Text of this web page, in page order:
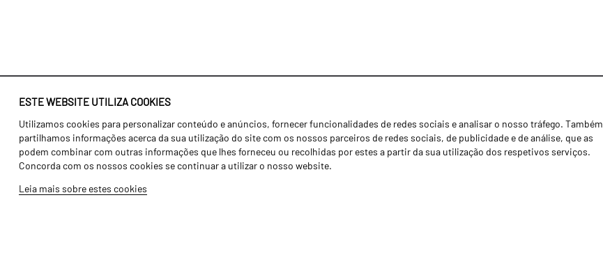
ESTE WEBSITE UTILIZA COOKIES
Utilizamos cookies para personalizar conteúdo e anúncios, fornecer funcionalidades de redes sociais e analisar o nosso tráfego. Também
partilhamos informações acerca da sua utilização do site com os nossos parceiros de redes sociais, de publicidade e de análise, que as
podem combinar com outras informações que lhes forneceu ou recolhidas por estes a partir da sua utilização dos respetivos serviços.
Concorda com os nossos cookies se continuar a utilizar o nosso website.
Leia mais sobre estes cookies
Identidade
História
Fábrica / Produção
Recursos Humanos
Agricultura
Transportes
Gama Floresta
Notícias
Concessionários